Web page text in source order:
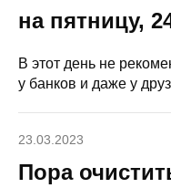
на пятницу,
В этот день не
у банков и даже у
23.03.2023
Пора